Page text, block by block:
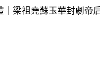
｜梁祖堯蘇玉華封劇